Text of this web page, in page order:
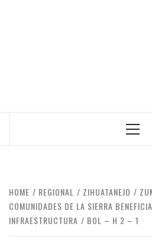
HOME REGIONAL ZIHUATANEJO
COMUNIDADES DE LA SIERRA
INFRAESTRUCTURA
BOL – H 2 – 1